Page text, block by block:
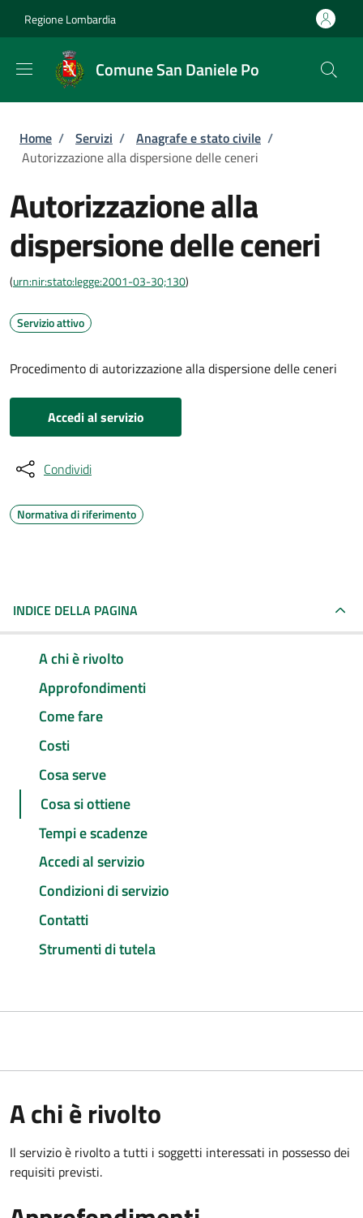
Regione Lombardia
Comune San Daniele Po
Briciole di pane
Home / Servizi / Anagrafe e stato civile /
Autorizzazione alla dispersione delle ceneri
Autorizzazione alla
dispersione delle ceneri
(urn:nir:stato:legge:2001-03-30;130)
Servizio attivo
Procedimento di autorizzazione alla dispersione delle ceneri
Accedi al servizio
Condividi
Normativa di riferimento
INDICE DELLA PAGINA
A chi è rivolto
Approfondimenti
Come fare
Costi
Cosa serve
Cosa si ottiene
Tempi e scadenze
Accedi al servizio
Condizioni di servizio
Contatti
Strumenti di tutela
A chi è rivolto
Il servizio è rivolto a tutti i soggetti interessati in possesso dei
requisiti previsti.